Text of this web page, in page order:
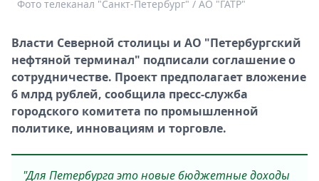
Выборы
2026
Скачай
Metro
Фото телеканал "Санкт-Петербург" / АО "ГАТР"
Власти Северной столицы и АО "Петербургский
нефтяной терминал" подписали соглашение о
сотрудничестве. Проект предполагает вложение
6 млрд рублей, сообщила пресс-служба
городского комитета по промышленной
политике, инновациям и торговле.
"Для Петербурга это новые бюджетные доходы